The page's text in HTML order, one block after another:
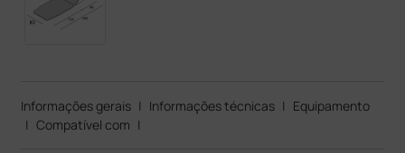
Informações gerais | Informações técnicas | Equipamento
| Compatível com |